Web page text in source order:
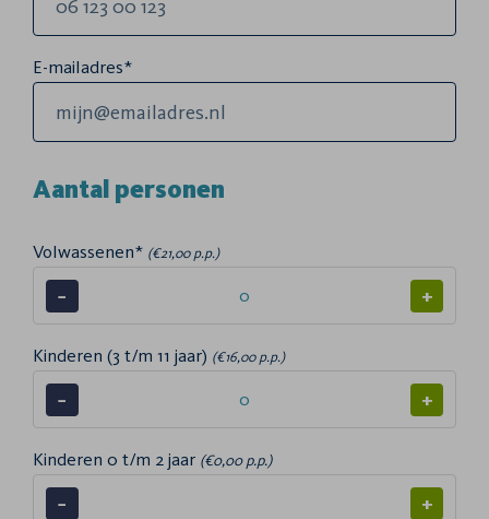
E-mailadres*
Aantal personen
Volwassenen* (€21,00 p.p.)
− +
Kinderen (3 t/m 11 jaar) (€16,00 p.p.)
− +
Kinderen 0 t/m 2 jaar (€0,00 p.p.)
− +